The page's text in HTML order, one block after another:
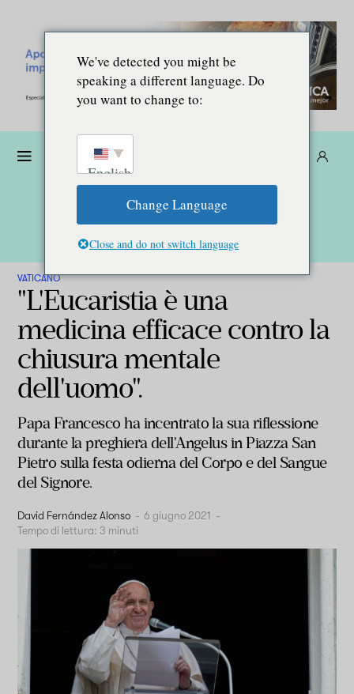
VATICANO
"L'Eucaristia è una
medicina efficace contro la
chiusura mentale
dell'uomo".
Papa Francesco ha incentrato la sua riflessione
durante la preghiera dell'Angelus in Piazza San
Pietro sulla festa odierna del Corpo e del Sangue
del Signore.
David Fernández Alonso - 6 giugno 2021 -
Tempo di lettura: 3 minuti
We've detected you might be
speaking a different language. Do
you want to change to:
English
Change Language
Close and do not switch language